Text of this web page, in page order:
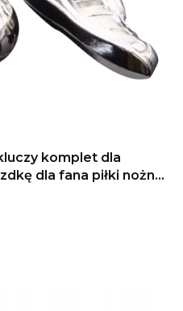
komplet dla
dla fana piłki nożnej
korki